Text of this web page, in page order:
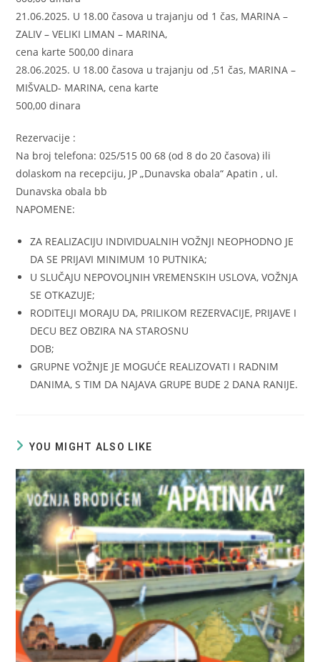
21.06.2025. U 18.00 časova u trajanju od 1 čas, MARINA –
ZALIV – VELIKI LIMAN – MARINA,
cena karte 500,00 dinara
28.06.2025. U 18.00 časova u trajanju od ,51 čas, MARINA –
MIŠVALD- MARINA, cena karte
500,00 dinara
Rezervacije :
Na broj telefona: 025/515 00 68 (od 8 do 20 časova) ili
dolaskom na recepciju, JP „Dunavska obala“ Apatin , ul.
Dunavska obala bb
NAPOMENE:
ZA REALIZACIJU INDIVIDUALNIH VOŽNJI NEOPHODNO JE
DA SE PRIJAVI MINIMUM 10 PUTNIKA;
U SLUČAJU NEPOVOLJNIH VREMENSKIH USLOVA, VOŽNJA
SE OTKAZUJE;
RODITELJI MORAJU DA, PRILIKOM REZERVACIJE, PRIJAVE I
DECU BEZ OBZIRA NA STAROSNU
DOB;
GRUPNE VOŽNJE JE MOGUĆE REALIZOVATI I RADNIM
DANIMA, S TIM DA NAJAVA GRUPE BUDE 2 DANA RANIJE.
YOU MIGHT ALSO LIKE